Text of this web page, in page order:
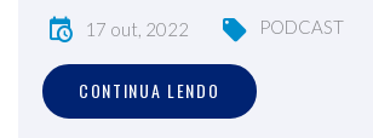
17 out, 2022 PODCAST
CONTINUA LENDO